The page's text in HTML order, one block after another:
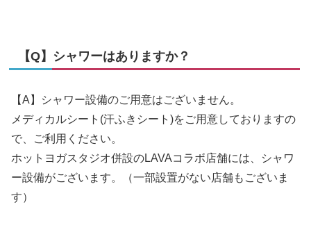
【Q】シャワーはありますか？
【A】シャワー設備のご用意はございません。
メディカルシート(汗ふきシート)をご用意しておりますの
で、ご利用ください。
ホットヨガスタジオ併設のLAVAコラボ店舗には、シャワ
ー設備がございます。（一部設置がない店舗もございま
す）